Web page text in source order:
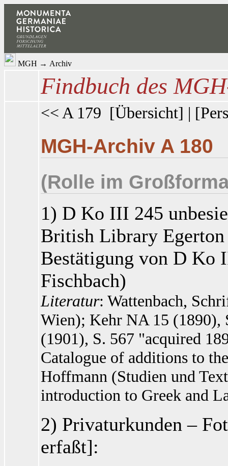
MGH → Archiv
Findbuch des
<< A 179 [Übersicht] | [
MGH-Archiv A 180
(Rolle im
1) D Ko III 245
British Library
Bestätigung von D Ko
Fischbach)
Literatur: Wattenbach,
Wien); Kehr NA 15 (1890),
(1901), S. 567 "acquired
Catalogue of additions to
Hoffmann (Studien und
introduction to Greek and
2) Privaturkunden –
erfaßt]: